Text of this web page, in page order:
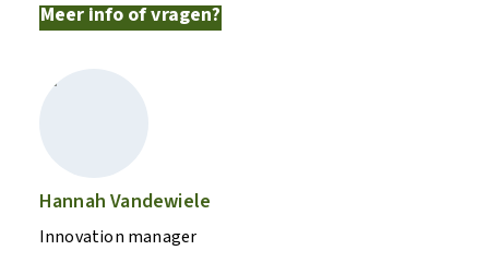
Meer info of vragen?
Hannah Vandewiele
Innovation manager